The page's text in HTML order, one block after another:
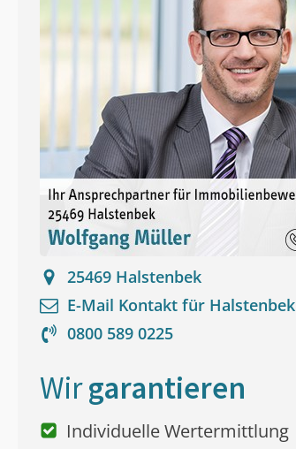
25469 Halstenbek
E-Mail Kontakt für Halstenbek
0800 589 0225
Wirgarantieren
Individuelle Wertermittlung